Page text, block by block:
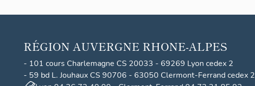
RÉGION AUVERGNE RHONE-ALPES
- 101 cours Charlemagne CS 20033 - 69269 Lyon cedex 2
- 59 bd L. Jouhaux CS 90706 - 63050 Clermont-Ferrand cedex 2